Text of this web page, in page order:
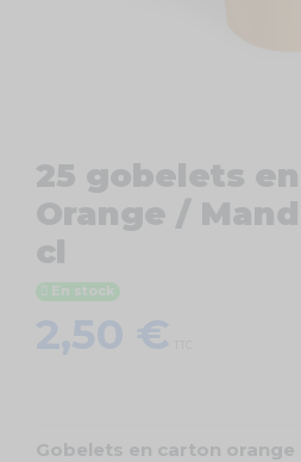
25 gobelets
Orange /
cl
En stock
2,50 €
Gobelets en carton orange